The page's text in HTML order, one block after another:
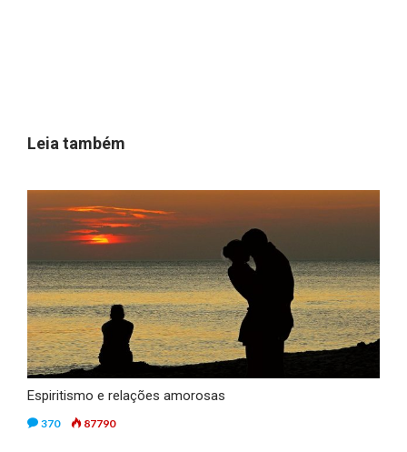
Leia também
Espiritismo e relações amorosas
370 87790